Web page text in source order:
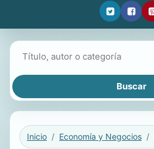
Inicio Economía y Negocios